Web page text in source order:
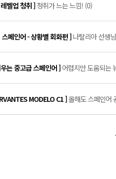
벨업 청취 ] 청취가 느는 느낌! (0)
스페인어 - 상황별 회화편 ] 나탈리아 선생
는 중고급 스페인어 ] 어렵지만 도움되는
MODELO C1 ]올해도 스페인어